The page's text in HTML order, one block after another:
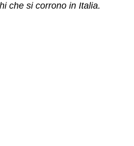
che si corrono in Italia.